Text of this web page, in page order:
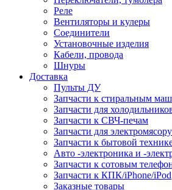
Реле
Вентиляторы и кулеры
Соединители
Установочные изделия
Кабели, провода
Шнуры
Доставка
Пульты ДУ
Запчасти к стиральным
Запчасти для
Запчасти к СВЧ-печам
Запчасти для
Запчасти к бытовой
Авто -электроника и -
Запчасти к сотовым
Запчасти к КПК/iPhone/iPod
Заказные товары